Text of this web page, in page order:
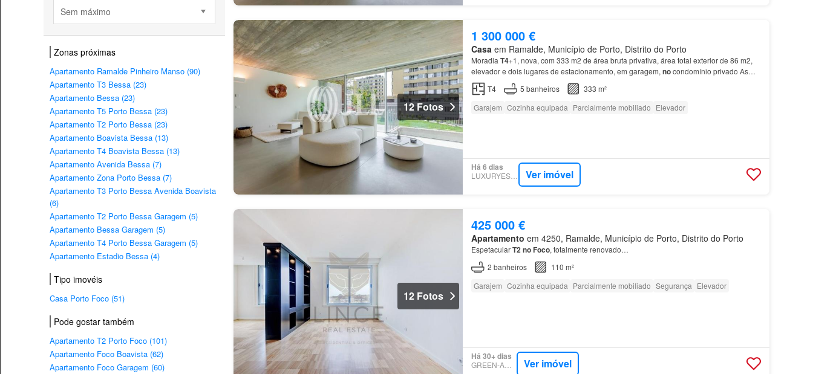
Sem máximo
Zonas próximas
Apartamento Ramalde Pinheiro Manso (90)
Apartamento T3 Bessa (23)
Apartamento Bessa (23)
Apartamento T5 Porto Bessa (23)
Apartamento T2 Porto Bessa (23)
Apartamento Boavista Bessa (13)
Apartamento T4 Boavista Bessa (13)
Apartamento Avenida Bessa (7)
Apartamento Zona Porto Bessa (7)
Apartamento T3 Porto Bessa Avenida Boavista
(6)
Apartamento T2 Porto Bessa Garagem (5)
Apartamento Bessa Garagem (5)
Apartamento T4 Porto Bessa Garagem (5)
Apartamento Estadio Bessa (4)
Tipo imovéis
Casa Porto Foco (51)
Pode gostar também
Apartamento T2 Porto Foco (101)
Apartamento Foco Boavista (62)
Apartamento Foco Garagem (60)
12 Fotos
1 300 000 €
Casa em Ramalde, Município de Porto, Distrito do Porto
Moradia T4+1, nova, com 333 m2 de área bruta privativa, área total exterior de 86 m2,
elevador e dois lugares de estacionamento, em garagem, nocondomínio privado As
Camélias,
no , Boavista, Porto.…
T4 5 banheiros
333 m²
Garajem Cozinha equipada Parcialmente mobiliado Elevador
Há 6 dias
LUXURYESTATE Ver imóvel
12 Fotos
425 000 €
Apartamento em 4250, Ramalde, Município de Porto, Distrito do Porto
EspetacularT2no Foco, totalmente renovado…
2 banheiros
110 m²
Garajem Cozinha equipada Parcialmente mobiliado Segurança Elevador
Há 30+ dias
GREEN-ACRES Ver imóvel